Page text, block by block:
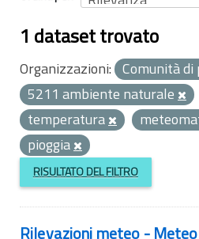
1 dataset trovato
Organizzazioni: Comunità di
5211 ambiente naturale
temperatura
pioggia
RISULTATO DEL FILTRO
Rilevazioni meteo -